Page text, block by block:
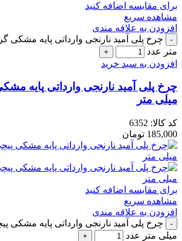
برای مقایسه اضافه کنید
مشاهده سریع
افزودن به علاقه مندی
متر عدد
افزودن به سبد خرید
میلی متر
کد کالا: 6352
185,000 تومان
برای مقایسه اضافه کنید
مشاهده سریع
افزودن به علاقه مندی
میلی متر عدد